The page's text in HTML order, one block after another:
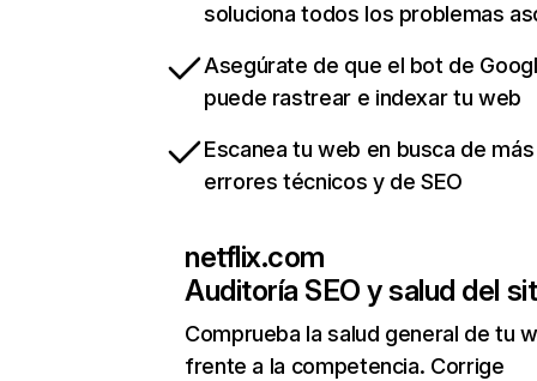
soluciona todos los problemas
Asegúrate de que el bot de
puede rastrear e indexar tu web
Escanea tu web en busca de
errores técnicos y de SEO
netflix.com
Auditoría SEO y salud del
Comprueba la salud general de tu
frente a la competencia. Corrige